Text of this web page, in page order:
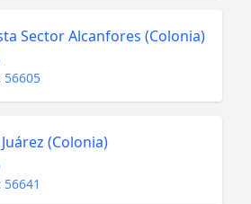
Sector Alcanfores (Colonia)
56605
(Colonia)
56641